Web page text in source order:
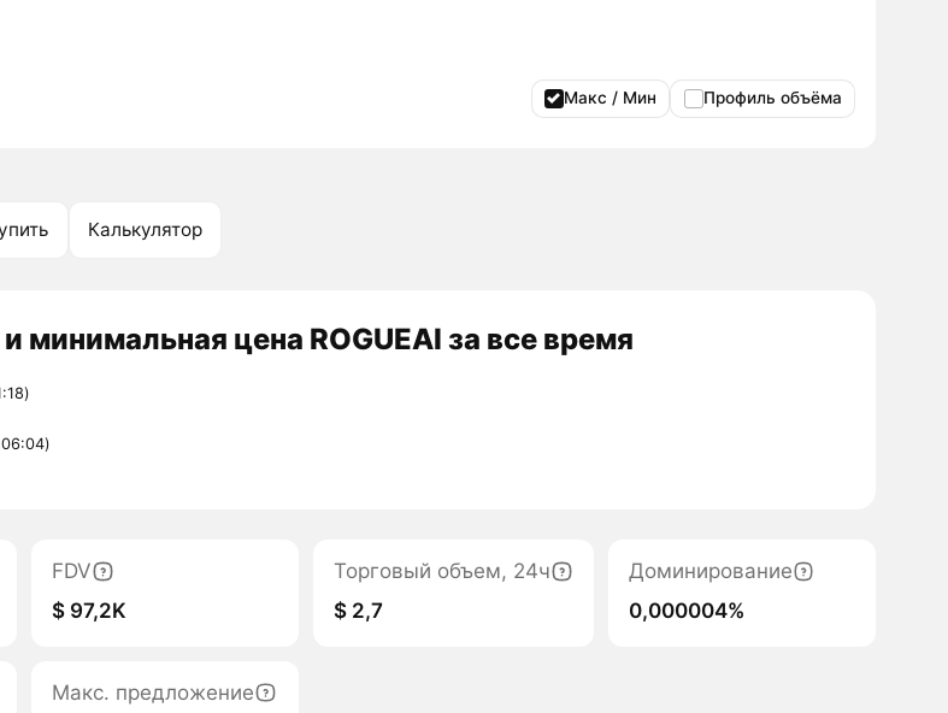
Макс / Мин Профиль объёма
Калькулятор
минимальная цена ROGUEAI за все время
FDV
$ 97,2K
Торговый объем, 24ч
$ 2,7
Доминирование
0,000004%
Макс. предложение